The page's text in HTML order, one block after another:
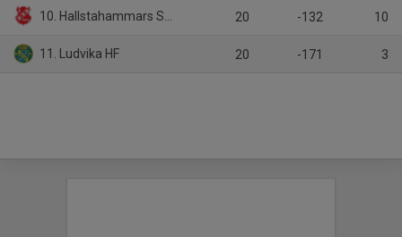
10. Hallstahammars SK HK 20 -132 10
11. Ludvika HF 20 -171 3